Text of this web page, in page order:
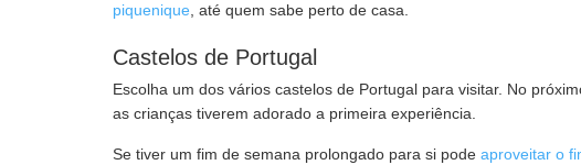
piquenique , até quem sabe perto de casa.
Castelos de Portugal
Escolha um dos vários castelos de Portugal para visitar. No
as crianças tiverem adorado a primeira experiência.
Se tiver um fim de semana prolongado para si pode aproveitar o